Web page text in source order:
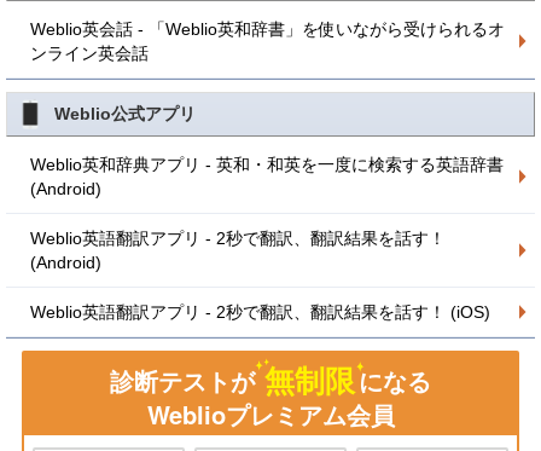
Weblio英会話 - 「Weblio英和辞書」を使いながら受けられるオ
ンライン英会話
Weblio公式アプリ
Weblio英和辞典アプリ - 英和・和英を一度に検索する英語辞書
(Android)
Weblio英語翻訳アプリ - 2秒で翻訳、翻訳結果を話す！
(Android)
Weblio英語翻訳アプリ - 2秒で翻訳、翻訳結果を話す！ (iOS)
診断テストが 無制限になる
Weblioプレミアム会員